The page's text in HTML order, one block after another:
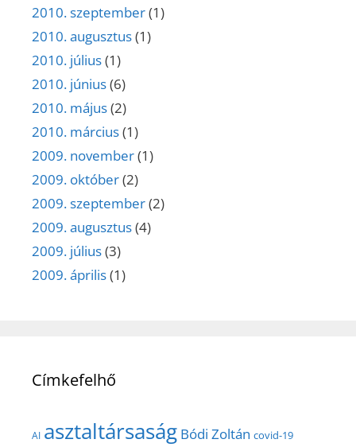
2010. szeptember(1)
2010. augusztus(1)
2010. július(1)
2010. június(6)
2010. május(2)
2010. március(1)
2009. november(1)
2009. október(2)
2009. szeptember(2)
2009. augusztus(4)
2009. július(3)
2009. április(1)
Címkefelhő
AI asztaltársaság Bódi Zoltán covid-19